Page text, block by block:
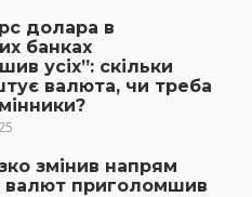
долара в
банках
усіх”: скільки
валюта, чи треба
змінив напрям
валют приголомшив